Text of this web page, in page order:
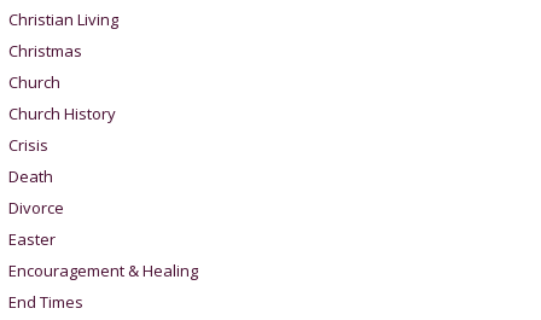
Christian Living
Christmas
Church
Church History
Crisis
Death
Divorce
Easter
Encouragement & Healing
End Times